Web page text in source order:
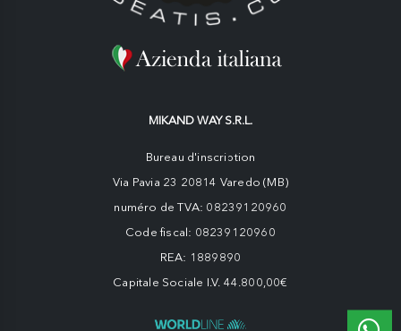
MIKAND WAY S.R.L.
Bureau d'inscription
Via Pavia 23 20814 Varedo (MB)
numéro de TVA: 08239120960
Code fiscal: 08239120960
REA: 1889890
Capitale Sociale I.V. 44.800,00€